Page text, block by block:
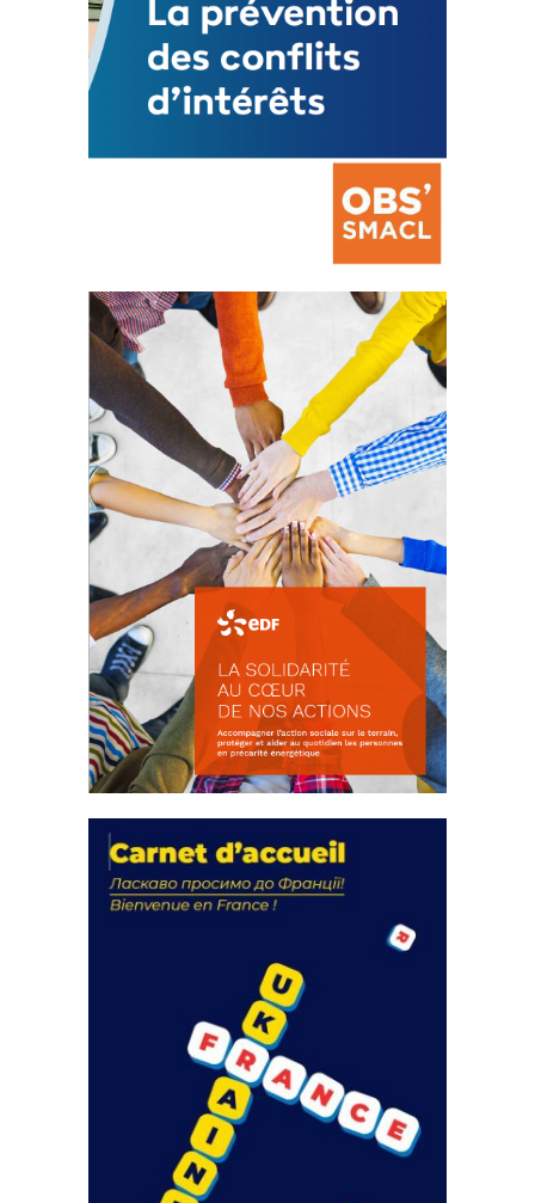
La prévention des conflits
d’intérêts
18 septembre 2023
FEUILLETER
actions
18 septembre 2023
FEUILLETER